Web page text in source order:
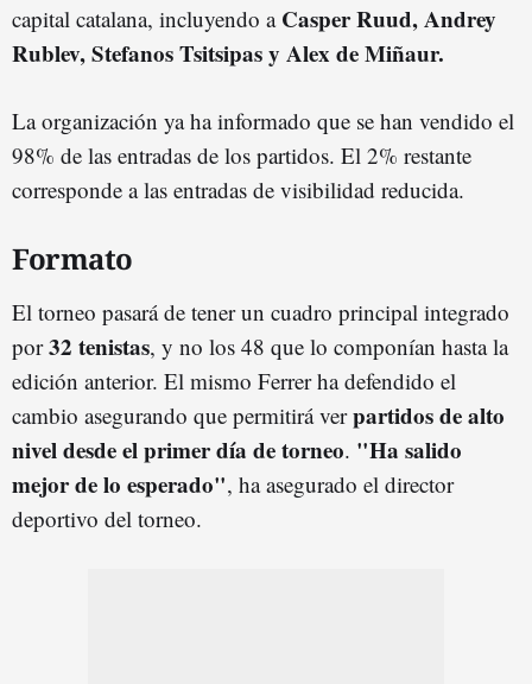
capital catalana, incluyendo a Casper Ruud, Andrey
Rublev, Stefanos Tsitsipas y Alex de Miñaur.
La organización ya ha informado que se han vendido el
98% de las entradas de los partidos. El 2% restante
corresponde a las entradas de visibilidad reducida.
Formato
El torneo pasará de tener un cuadro principal integrado
por32 tenistas, y no los 48 que lo componían hasta la
edición anterior. El mismo Ferrer ha defendido el
cambio asegurando que permitirá verpartidos de alto
nivel desde el primer día de torneo. "Ha salido
mejor de lo esperado", ha asegurado el director
deportivo del torneo.